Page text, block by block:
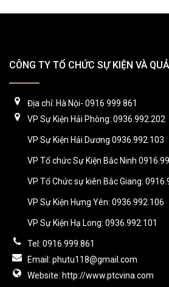
CÔNG TY TỔ CHỨC SỰ KIỆN VÀ
Địa chỉ: Hà Nội- 0916 999 861
VP Sự Kiện Hải Phòng: 0936.992.202
VP Sự Kiện Hải Dương 0936.992.103
VP Tổ chức Sự Kiện Bắc Ninh
VP Tổ Chức sự kiên Bắc Giang:
VP Sự Kiện Hưng Yên: 0936.992.106
VP Sự Kiện Hạ Long: 0936.992.101
Tel: 0916.999.861
Email: phutu118@gmail.com
Website: http://www.ptcvina.com